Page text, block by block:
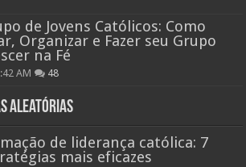
de Jovens Católicos: Como
Organizar e Fazer seu Grupo
na Fé
AM 48
aleatórias
de liderança católica: 7
mais eficazes